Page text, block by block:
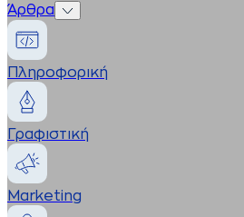
Άρθρα
Πληροφορική
Γραφιστική
Marketing